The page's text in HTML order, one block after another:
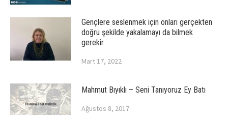
Gençlere seslenmek için onları gerçekten
doğru şekilde yakalamayı da bilmek
gerekir.
Mart 17, 2022
Mahmut Bıyıklı – Seni Tanıyoruz Ey Batı
Ağustos 8, 2017